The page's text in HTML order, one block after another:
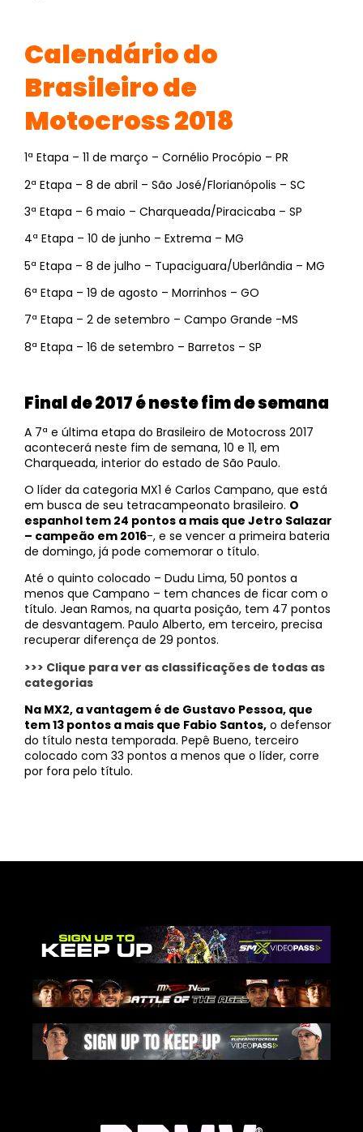
Calendário do
Brasileiro de
Motocross 2018
1ª Etapa – 11 de março – Cornélio Procópio – PR
2ª Etapa – 8 de abril – São José/Florianópolis – SC
3ª Etapa – 6 maio – Charqueada/Piracicaba – SP
4ª Etapa – 10 de junho – Extrema – MG
5ª Etapa – 8 de julho – Tupaciguara/Uberlândia – MG
6ª Etapa – 19 de agosto – Morrinhos – GO
7ª Etapa – 2 de setembro – Campo Grande -MS
8ª Etapa – 16 de setembro – Barretos – SP
Final de 2017 é neste fim de semana
A 7ª e última etapa do Brasileiro de Motocross 2017
acontecerá neste fim de semana, 10 e 11, em
Charqueada, interior do estado de São Paulo.
O líder da categoria MX1 é Carlos Campano, que está
em busca de seu tetracampeonato brasileiro. O
espanhol tem 24 pontos a mais que Jetro Salazar
– campeão em 2016-, e se vencer a primeira bateria
de domingo, já pode comemorar o título.
Até o quinto colocado – Dudu Lima, 50 pontos a
menos que Campano – tem chances de ficar com o
título. Jean Ramos, na quarta posição, tem 47 pontos
de desvantagem. Paulo Alberto, em terceiro, precisa
recuperar diferença de 29 pontos.
>>> Clique para ver as classificações de todas as
categorias
Na MX2, a vantagem é de Gustavo Pessoa, que
tem 13 pontos a mais que Fabio Santos, o defensor
do título nesta temporada. Pepê Bueno, terceiro
colocado com 33 pontos a menos que o líder, corre
por fora pelo título.